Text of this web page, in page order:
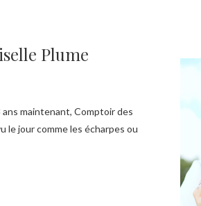
Plume
le jour comme les écharpes ou